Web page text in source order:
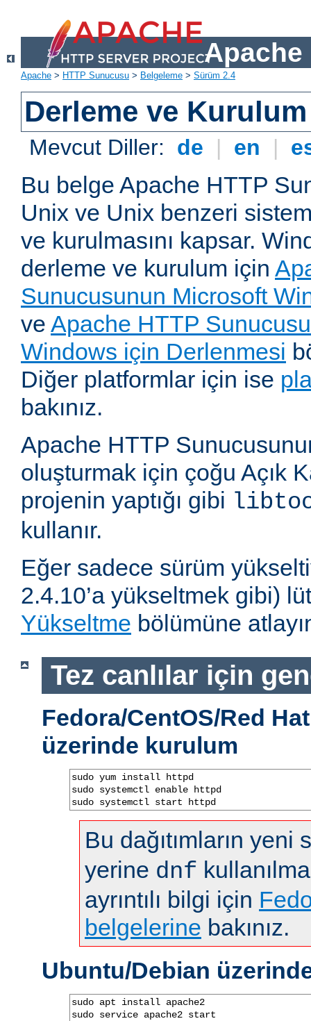
Apache
Apache > HTTP Sunucusu > Belgeleme > Sürüm 2.4
Derleme ve Kurulum
Mevcut Diller: de | en |
Bu belge Apache HTTP
Unix ve Unix benzeri
ve kurulmasını kapsar.
derleme ve kurulum için
Sunucusunun Microsoft
ve Apache HTTP
Windows için Derlenmesi
Diğer platformlar için ise
bakınız.
Apache HTTP
oluşturmak için çoğu Açık
projenin yaptığı gibi
kullanır.
Eğer sadece sürüm
2.4.10’a yükseltmek gibi)
Yükseltme bölümüne
Tez canlılar için
Fedora/CentOS/Red
üzerinde kurulum
sudo yum install httpd
sudo systemctl enable httpd
sudo systemctl start httpd
Bu dağıtımların
yerine dnf
ayrıntılı bilgi için
belgelerine bakınız.
Ubuntu/Debian
sudo apt install apache2
sudo service apache2 start